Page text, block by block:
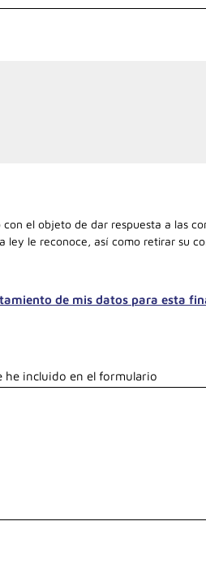
el objeto de dar respuesta a las
le reconoce, así como retirar su
de mis datos para esta
he incluido en el formulario